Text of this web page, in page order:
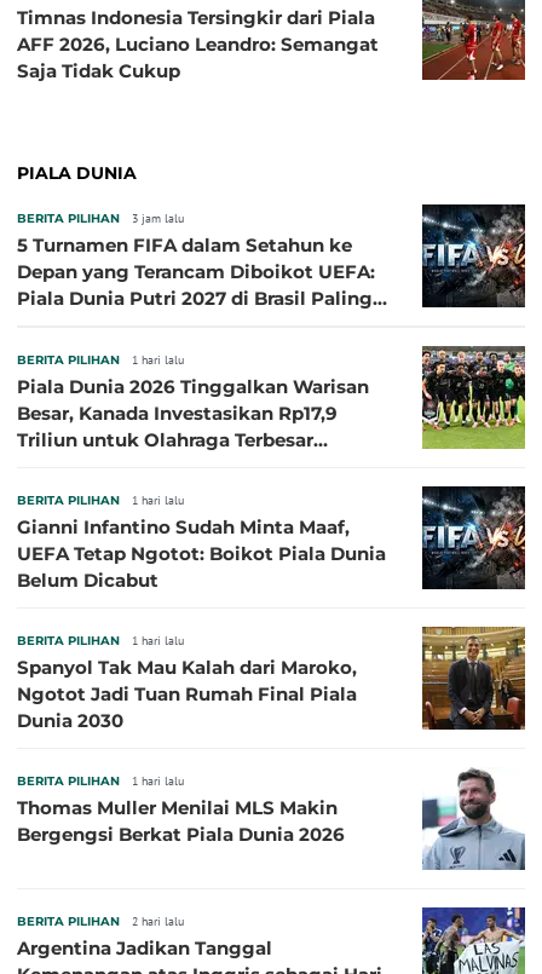
Timnas Indonesia Tersingkir dari Piala
AFF 2026, Luciano Leandro: Semangat
Saja Tidak Cukup
PIALA DUNIA
BERITA PILIHAN 3 jam lalu
5 Turnamen FIFA dalam Setahun ke
Depan yang Terancam Diboikot UEFA:
Piala Dunia Putri 2027 di Brasil Paling
BERITA PILIHAN 1 hari lalu
Piala Dunia 2026 Tinggalkan Warisan
Besar, Kanada Investasikan Rp17,9
Triliun untuk Olahraga Terbesar
BERITA PILIHAN 1 hari lalu
Gianni Infantino Sudah Minta Maaf,
UEFA Tetap Ngotot: Boikot Piala Dunia
Belum Dicabut
BERITA PILIHAN 1 hari lalu
Spanyol Tak Mau Kalah dari Maroko,
Ngotot Jadi Tuan Rumah Final Piala
Dunia 2030
BERITA PILIHAN 1 hari lalu
Thomas Muller Menilai MLS Makin
Bergengsi Berkat Piala Dunia 2026
BERITA PILIHAN 2 hari lalu
Argentina Jadikan Tanggal